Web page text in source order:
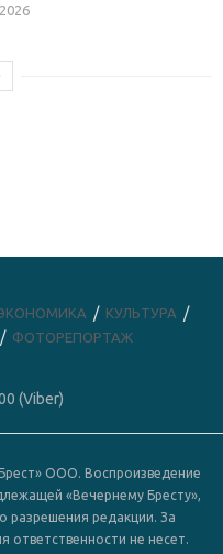
КУЛЬТУРА
ФОТОРЕПОРТАЖ
(Viber)
ООО. Воспроизведение
«Вечернему Бресту»,
разрешения редакции. За
ответственности не несет.